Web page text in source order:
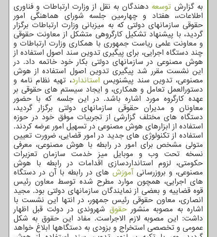
به گزارش توسعه دهندگان به نقل از وزارت ارتباطات و فناوری
اطلاعات،، هفتاد و چهارمین جلسه شورای هماهنگی امور
حقوقی سازمانهای دولتی که به میزبانی وزارت ارتباطات برگزار
گردید، با پیشنهاد تشکیل کارگروهی متشکل از معاونت حقوقی
و معاونت علمی ریاست جمهوری با همکاری وزارت ارتباطات و
چند دستگاه اجرایی، برای پیگیری تدوین سند اصول استفاده از
هوش مصنوعی در سازمانهای دولتی بکار خود خاتمه داد. در
این نشست مقرر شد پیگیری تدوین اصول استفاده از هوش
مصنوعی، تدوین سند پیشنویس استاندارد، تهیه نظام نامه و
دستورالعمل تعامل و همکاری، و ایجاد سیستم های حقوقی بر
عهده کارگروه مورد اشاره باشد. در این جلسه که با حضور
معاونان و مدیران حقوقی سازمانهای دولتی برگزار گردید،
دستگاه های مختلف گزارشی از تجربیات موفق خود در حوزه
استفاده از ابزارهای هوش مصنوعی در تسهیل امور عرضه کردند.
استفاده از تکنولوژی های جدید در امور قضایی، ضرورت تعیین
متولی مشخص برای امور در رابطه با هوش مصنوعی، معرفی
نسخه تحت وب و موبایل میز خدمت سازمان تعزیرات
حکومتی، لزوم استانداردسازی اقدامات در رابطه با هوش
مصنوعی، و بروزرسانیآموزش های در رابطه با آن در دستگاه
های اجرایی، همچون موارد مطرح شده توسط معاون رئیس
قوه قضاییه و بعضی از نمایندگان سازمانهای دولتی بود. مجید
انصاری، معاون حقوقی رئیس جمهور، در انتها این نشست با
اشاره به مصوبه منشورحقوق شهروندی در دولت قبل اظهار
داشت: این مصوبه لازم الاجراست. مفاد این حقوق به شکل
عمومی و تخصصی استخراج و بزودی به دستگاهها ابلاغ خواهد